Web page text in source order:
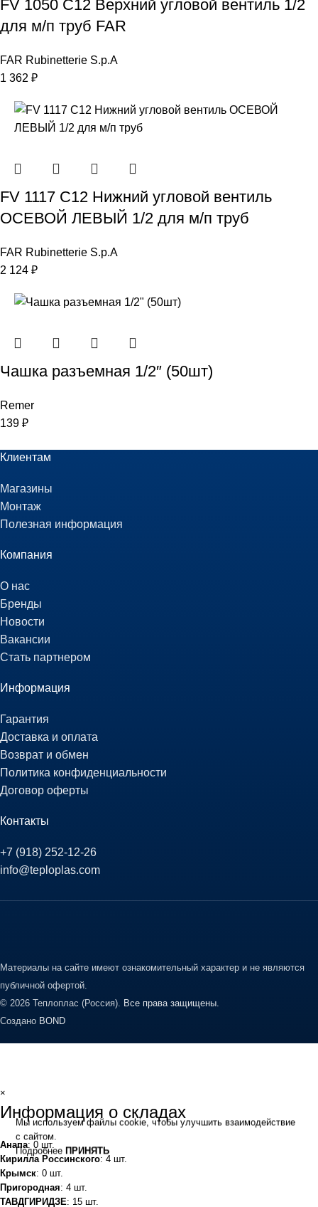
FV 1050 C12 Верхний угловой вентиль 1/2
для м/п труб FAR
FAR Rubinetterie S.p.A
1 362 ₽
FV 1117 C12 Нижний угловой вентиль
ОСЕВОЙ ЛЕВЫЙ 1/2 для м/п труб
FAR Rubinetterie S.p.A
2 124 ₽
Чашка разъемная 1/2″ (50шт)
Remer
139 ₽
Клиентам
Магазины
Монтаж
Полезная информация
Компания
О нас
Бренды
Новости
Вакансии
Стать партнером
Информация
Гарантия
Доставка и оплата
Возврат и обмен
Политика конфиденциальности
Договор оферты
Контакты
+7 (918) 252-12-26
info@teploplas.com
Материалы на сайте имеют ознакомительный характер и не являются
публичной офертой.
© 2026 Теплоплас (Россия). Все права защищены.
Создано BOND
Мы используем файлы cookie, чтобы улучшить взаимодействие
с сайтом.
Подробнее ПРИНЯТЬ
×
Информация о складах
Анапа: 0 шт.
Кирилла Россинского: 4 шт.
Крымск: 0 шт.
Пригородная: 4 шт.
ТАВДГИРИДЗЕ: 15 шт.